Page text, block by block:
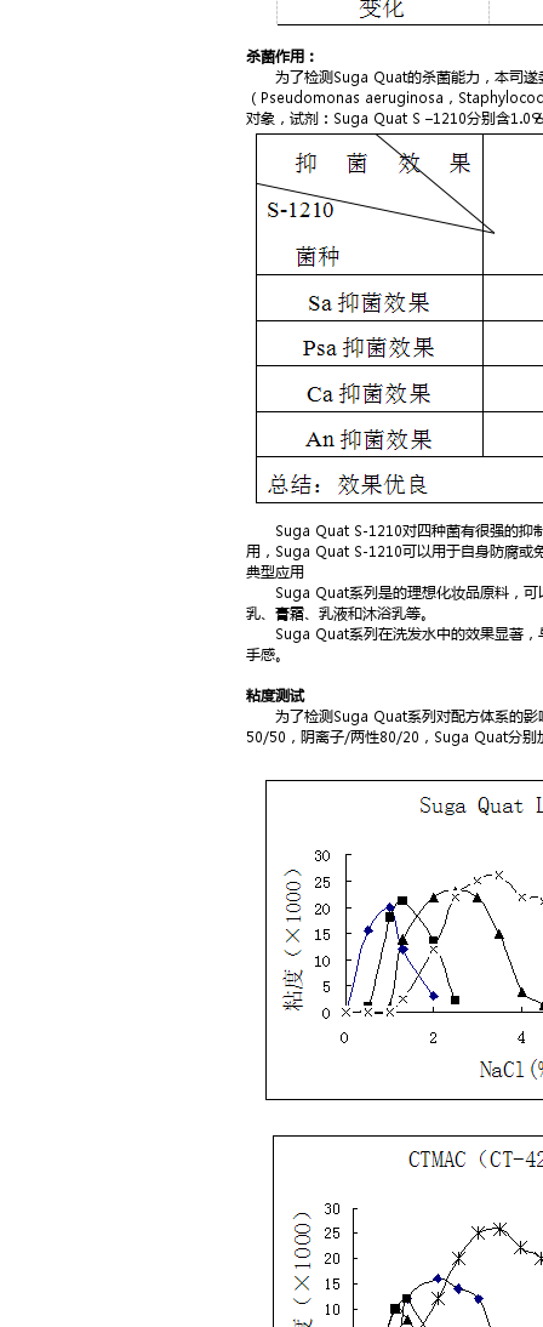
杀菌作用：
为了检测Suga Quat的杀菌能力，本司遂
（Pseudomonas aeruginosa，
对象，试剂：Suga Quat S –1210分别含1.0
Suga Quat S-1210对四种菌有很强的抑制
用，Suga Quat S-1210可以用于自身防腐或
典型应用
Suga Quat系列是的理想化妆品原料，可
乳、膏霜、乳液和沐浴乳等。
Suga Quat系列在洗发水中的效果显著，
手感。
粘度测试
为了检测Suga Quat系列对配方体系的影
50/50，阴离子/两性80/20，Suga Quat分别